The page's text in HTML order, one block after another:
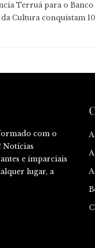
Terruá para o
Cultura conquistam
com o
Notícias
e imparciais
lugar, a